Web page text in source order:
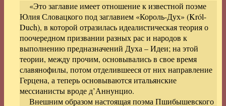
«Это заглавие имеет отношение к известной поэме
Юлия Словацкого под заглавием «Король-Дух» (Król-
Duch), в которой отразилась идеалистическая теория о
поочередном призвании разных рас и народов к
выполнению предназначений Духа – Идеи; на этой
теории, между прочим, основывались в свое время
славянофилы, потом отделившееся от них направление
Герцена, а теперь основываются итальянские
мессианисты вроде д’Аннунцио.
Внешним образом настоящая поэма Пшибышевского